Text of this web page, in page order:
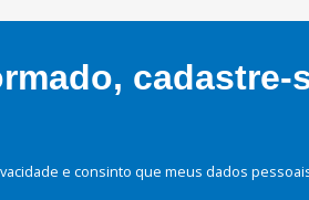
cadastre-
e consinto que meus dados